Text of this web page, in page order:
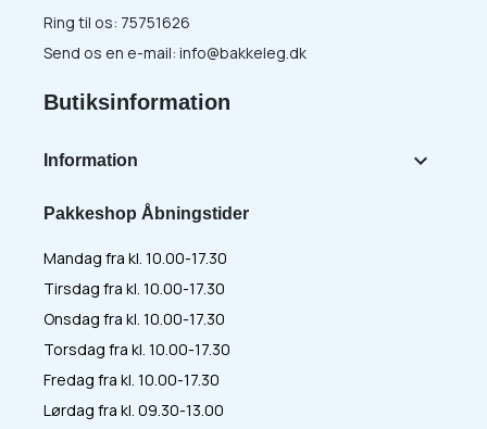
Pakkeshop Åbningstider
Mandag fra kl. 10.00-17.30
Tirsdag fra kl. 10.00-17.30
Onsdag fra kl. 10.00-17.30
Torsdag fra kl. 10.00-17.30
Fredag fra kl. 10.00-17.30
Lørdag fra kl. 09.30-13.00
Ring til os: 75751626
Send os en e-mail: info@bakkeleg.dk
Butiksinformation
Information 